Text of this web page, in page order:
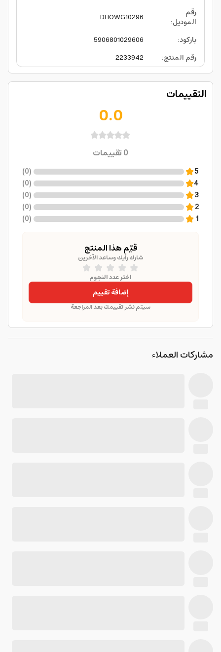
رقم
الموديل:
DHOWG10296
باركود:
5906801029606
رقم المنتج:
2233942
التقييمات
0.0
0تقييمات
5
(
0
)
4
(
0
)
3
(
0
)
2
(
0
)
1
(
0
)
قيّم هذا المنتج
شارك رأيك وساعد الآخرين
اختر عدد النجوم
إضافة تقييم
سيتم نشر تقييمك بعد المراجعة
مشاركات العملاء